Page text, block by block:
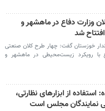
وزارت دفاع در ماهشهر و
شد
خوزستان گفت: چهار طرح کلان صنعتی
با رویکرد زیست‌محیطی در ماهشهر و
استفاده از ابزارهای نظارتی،
نمایندگان مجلس است